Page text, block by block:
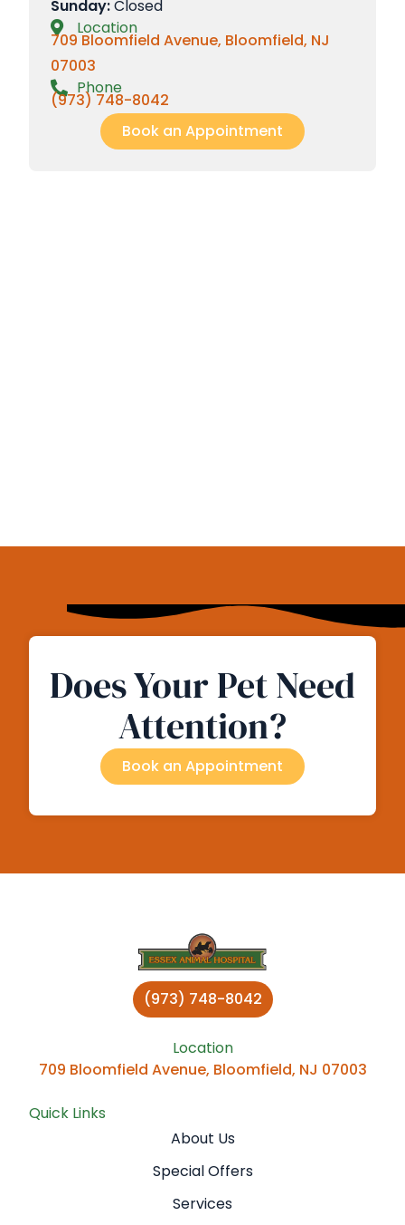
Sunday:Closed
Location
709 Bloomfield Avenue, Bloomfield, NJ
07003
Phone
(973) 748-8042
Book an Appointment
Does Your Pet Need
Attention?
Book an Appointment
(973) 748-8042
Location
709 Bloomfield Avenue, Bloomfield, NJ 07003
Quick Links
About Us
Special Offers
Services